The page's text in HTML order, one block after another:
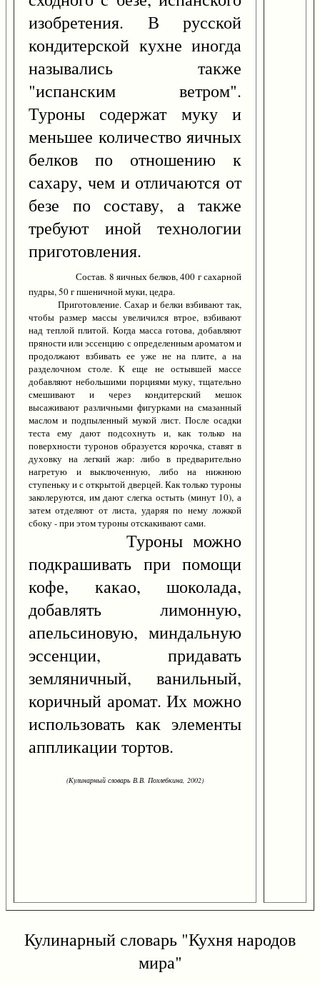
изобретения. В русской
кондитерской кухне иногда
назывались также
"испанским ветром".
Туроны содержат муку и
меньшее количество яичных
белков по отношению к
сахару, чем и отличаются от
безе по составу, а также
требуют иной технологии
приготовления.
Состав. 8 яичных белков, 400 г сахарной
пудры, 50 г пшеничной муки, цедра.
Приготовление. Сахар и белки взбивают так,
чтобы размер массы увеличился втрое, взбивают
над теплой плитой. Когда масса готова, добавляют
пряности или эссенцию с определенным ароматом и
продолжают взбивать ее уже не на плите, а на
разделочном столе. К еще не остывшей массе
добавляют небольшими порциями муку, тщательно
смешивают и через кондитерский мешок
высаживают различными фигурками на смазанный
маслом и подпыленный мукой лист. После осадки
теста ему дают подсохнуть и, как только на
поверхности туронов образуется корочка, ставят в
духовку на легкий жар: либо в предварительно
нагретую и выключенную, либо на нижнюю
ступеньку и с открытой дверцей. Как только туроны
заколеруются, им дают слегка остыть (минут 10), а
затем отделяют от листа, ударяя по нему ложкой
сбоку - при этом туроны отскакивают сами.
Туроны можно
подкрашивать при помощи
кофе, какао, шоколада,
добавлять лимонную,
апельсиновую, миндальную
эссенции, придавать
земляничный, ванильный,
коричный аромат. Их можно
использовать как элементы
аппликации тортов.
(Кулинарный словарь В.В. Похлебкина, 2002)
Кулинарный словарь "Кухня народов
мира"